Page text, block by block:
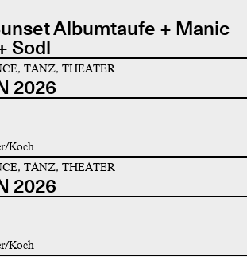
Albumtaufe + Manic
Sodl
TANZ, THEATER
2026
Koch
TANZ, THEATER
2026
Koch